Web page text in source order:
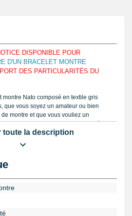
DISPONIBLE POUR
D'UN BRACELET MONTRE
DES PARTICULARITÉS DU
montre Nato composé en textile gris
que vous soyez un amateur ou bien
montre et que vous vouliez un
Le bracelet de montre 20 mm est à
boîtier de montre exposant un
mm maximum. Le bracelet montre 20
mesurer le gabarit de votre bracelet
déterminez la mensuration au moyen
Se mettant avec plusieurs
arrondis. Cet article tissu est fin avec
1,2 mm. En changement d'un bracelet
toute la description